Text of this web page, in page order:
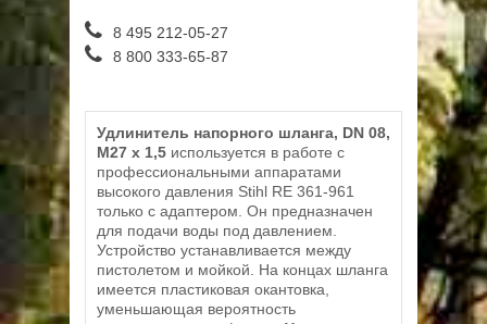
8 495 212-05-27
8 800 333-65-87
Удлинитель напорного шланга, DN 08,
M27 x 1,5 используется в работе с
профессиональными аппаратами
высокого давления Stihl RE 361-961
только с адаптером. Он предназначен
для подачи воды под давлением.
Устройство устанавливается между
пистолетом и мойкой. На концах шланга
имеется пластиковая окантовка,
уменьшающая вероятность